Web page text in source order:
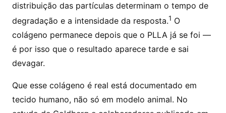
distribuição das partículas determinam o tempo de
degradação e a intensidade da resposta.1 O
colágeno permanece depois que o PLLA já se foi —
é por isso que o resultado aparece tarde e sai
devagar.
Que esse colágeno é real está documentado em
tecido humano, não só em modelo animal. No